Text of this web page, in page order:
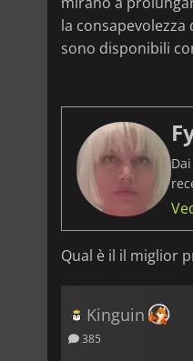
la
sono disponibili
Qual è il il miglior
Kinguin
385